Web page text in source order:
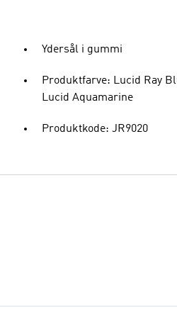
Ydersål i gummi
Produktfarve: Lucid Ray
Lucid Aquamarine
Produktkode: JR9020